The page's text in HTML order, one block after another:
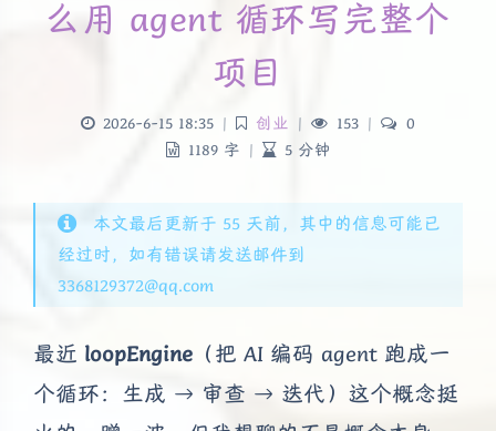
么用 agent 循环写完整个
项目
2026-6-15 18:35 | 创业 | 153 |
0
1189 字 | 5 分钟
本文最后更新于 55 天前，其中的信息可能已
经过时，如有错误请发送邮件到
3368129372@qq.com
最近 loopEngine （把 AI 编码 agent 跑成一
个循环：生成 → 审查 → 迭代）这个概念挺